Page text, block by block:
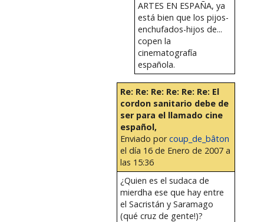
ARTES EN ESPAÑA, ya
está bien que los pijos-
enchufados-hijos de...
copen la
cinematografía
española.
Re: Re: Re: Re: Re: Re: El
cordon sanitario debe de
ser para el llamado cine
español,
Enviado porcoup_de_bâton
el día 16 de Enero de 2007 a
las 15:36
¿Quien es el sudaca de
mierdha ese que hay entre
el Sacristán y Saramago
(qué cruz de gente!)?